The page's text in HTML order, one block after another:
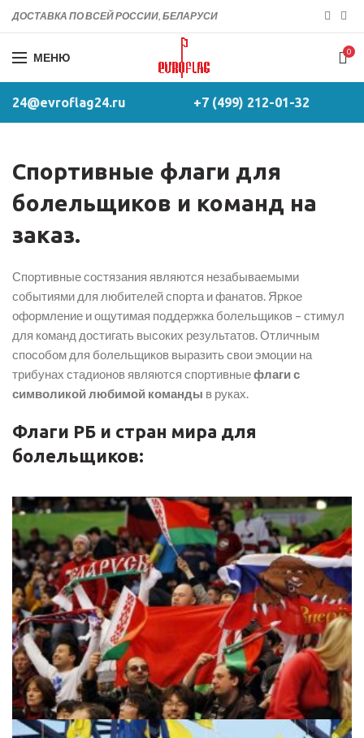
ДОСТАВКА ПО ВСЕЙ РОССИИ, БЕЛАРУСИ
МЕНЮ 0
24@evroflag24.ru +7 (499) 212-01-32
Спортивные флаги для
болельщиков и команд на
заказ.
Спортивные состязания являются незабываемыми
событиями для любителей спорта и фанатов. Яркое
оформление и ощутимая поддержка болельщиков – стимул
для команд достигать высоких результатов. Отличным
способом для болельщиков выразить свои эмоции на
трибунах стадионов являются спортивныефлаги с
символикой любимой команды в руках.
Флаги РБ и стран мира для
болельщиков: